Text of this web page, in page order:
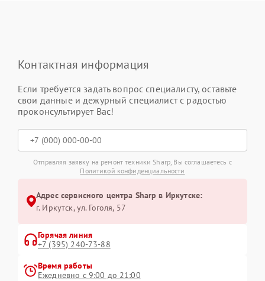
Контактная информация
Если требуется задать вопрос специалисту, оставьте
свои данные и дежурный специалист с радостью
проконсультирует Вас!
Отправляя заявку на ремонт техники Sharp, Вы соглашаетесь с
Политикой конфиденциальности
Адрес сервисного центра Sharp в Иркутске:
г. Иркутск, ул. ​Гоголя, 57
Горячая линия
+7 (395) 240-73-88
Время работы
Ежедневно с 9:00 до 21:00